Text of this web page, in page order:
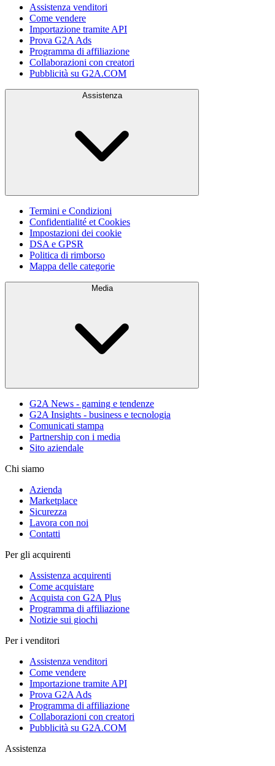
Assistenza venditori
Come vendere
Importazione tramite API
Prova G2A Ads
Programma di affiliazione
Collaborazioni con creatori
Pubblicità su G2A.COM
Assistenza
Termini e Condizioni
Confidentialité et Cookies
Impostazioni dei cookie
DSA e GPSR
Politica di rimborso
Mappa delle categorie
Media
G2A News - gaming e tendenze
G2A Insights - business e tecnologia
Comunicati stampa
Partnership con i media
Sito aziendale
Chi siamo
Azienda
Marketplace
Sicurezza
Lavora con noi
Contatti
Per gli acquirenti
Assistenza acquirenti
Come acquistare
Acquista con G2A Plus
Programma di affiliazione
Notizie sui giochi
Per i venditori
Assistenza venditori
Come vendere
Importazione tramite API
Prova G2A Ads
Programma di affiliazione
Collaborazioni con creatori
Pubblicità su G2A.COM
Assistenza